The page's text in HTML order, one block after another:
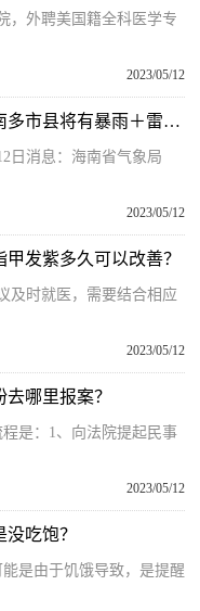
，外聘美国籍全科医学专
2023/05/12
暴雨四级预警＋雷电预警信号！海南多市县将有暴雨＋雷电|环球讯息
日消息：海南省气象局
2023/05/12
发紫多久可以改善？
及时就医，需要结合相应
2023/05/12
哪里报案？
是：1、向法院提起民事
2023/05/12
吃饱？
是由于饥饿导致，是提醒